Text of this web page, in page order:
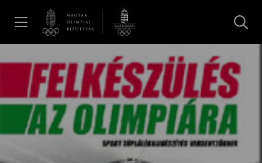
Hírek
Galéria
Dakar 2026